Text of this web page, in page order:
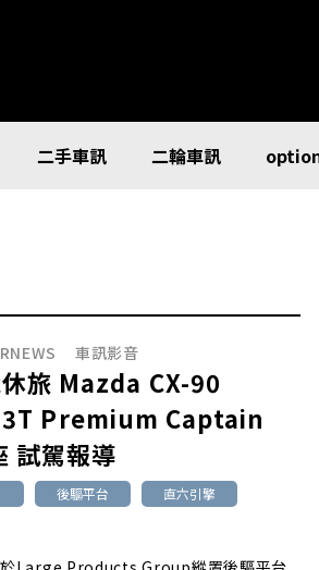
二手車訊 二輪車訊
車訊影音
旅 Mazda CX-90
Premium Captain
試駕報導
後驅平台
直六引擎